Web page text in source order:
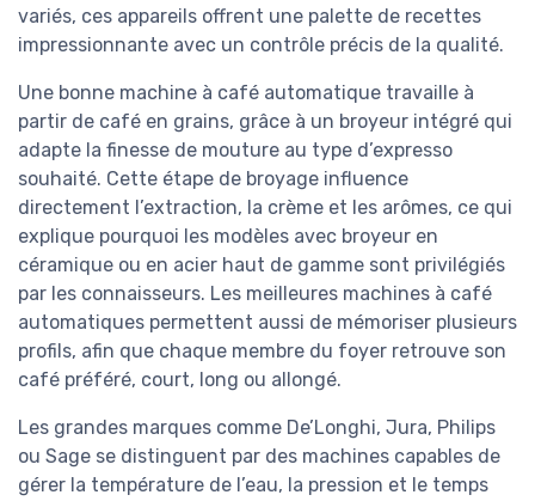
variés, ces appareils offrent une palette de recettes
impressionnante avec un contrôle précis de la qualité.
Une bonne machine à café automatique travaille à
partir de café en grains, grâce à un broyeur intégré qui
adapte la finesse de mouture au type d’expresso
souhaité. Cette étape de broyage influence
directement l’extraction, la crème et les arômes, ce qui
explique pourquoi les modèles avec broyeur en
céramique ou en acier haut de gamme sont privilégiés
par les connaisseurs. Les meilleures machines à café
automatiques permettent aussi de mémoriser plusieurs
profils, afin que chaque membre du foyer retrouve son
café préféré, court, long ou allongé.
Les grandes marques comme De’Longhi, Jura, Philips
ou Sage se distinguent par des machines capables de
gérer la température de l’eau, la pression et le temps